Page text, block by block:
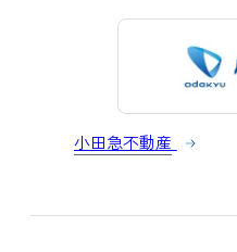
小田急不動産